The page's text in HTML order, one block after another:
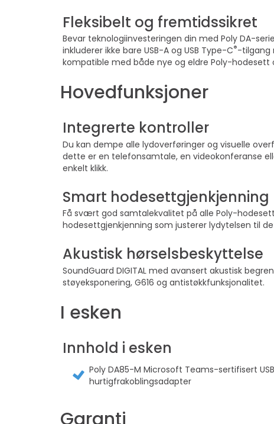
Fleksibelt og fremtidssikret
Bevar teknologiinvesteringen din med Poly DA-
inkluderer ikke bare USB-A og USB Type-C®-tilgang
kompatible med både nye og eldre Poly-hodesett
Hovedfunksjoner
Integrerte kontroller
Du kan dempe alle lydoverføringer og visuelle
dette er en telefonsamtale, en videokonferanse
enkelt klikk.
Smart hodesettgjenkjenning
Få svært god samtalekvalitet på alle Poly-
hodesettgjenkjenning som justerer lydytelsen til
Akustisk hørselsbeskyttelse
SoundGuard DIGITAL med avansert akustisk
støyeksponering, G616 og antistøkkfunksjonalitet.
I esken
Innhold i esken
Poly DA85-M Microsoft Teams-sertifisert
hurtigfrakoblingsadapter